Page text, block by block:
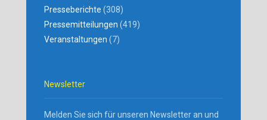
Presseberichte (308)
Pressemitteilungen (419)
Veranstaltungen (7)
Newsletter
Melden Sie sich für unseren Newsletter an und